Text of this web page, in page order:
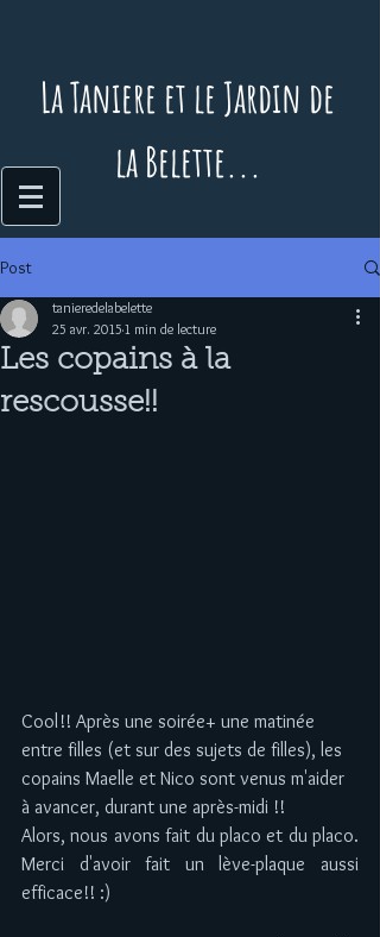
La Taniere et le Jardin de
la Belette...
Post
Les copains à la
rescousse!!
tanieredelabelette
25 avr. 2015 1 min de lecture
Cool!! Après une soirée+ une matinée
entre filles (et sur des sujets de filles), les
copains Maelle et Nico sont venus m'aider
à avancer, durant une après-midi !!
Alors, nous avons fait du placo et du placo.
Merci d'avoir fait un lève-plaque aussi
efficace!! :)